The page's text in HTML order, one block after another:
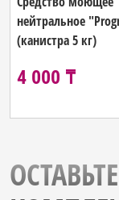
нейтральное
(канистра 5 кг)
4 000 ₸